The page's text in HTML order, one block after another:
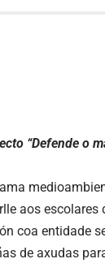
“Defende o
aos
coa entidade
de axudas